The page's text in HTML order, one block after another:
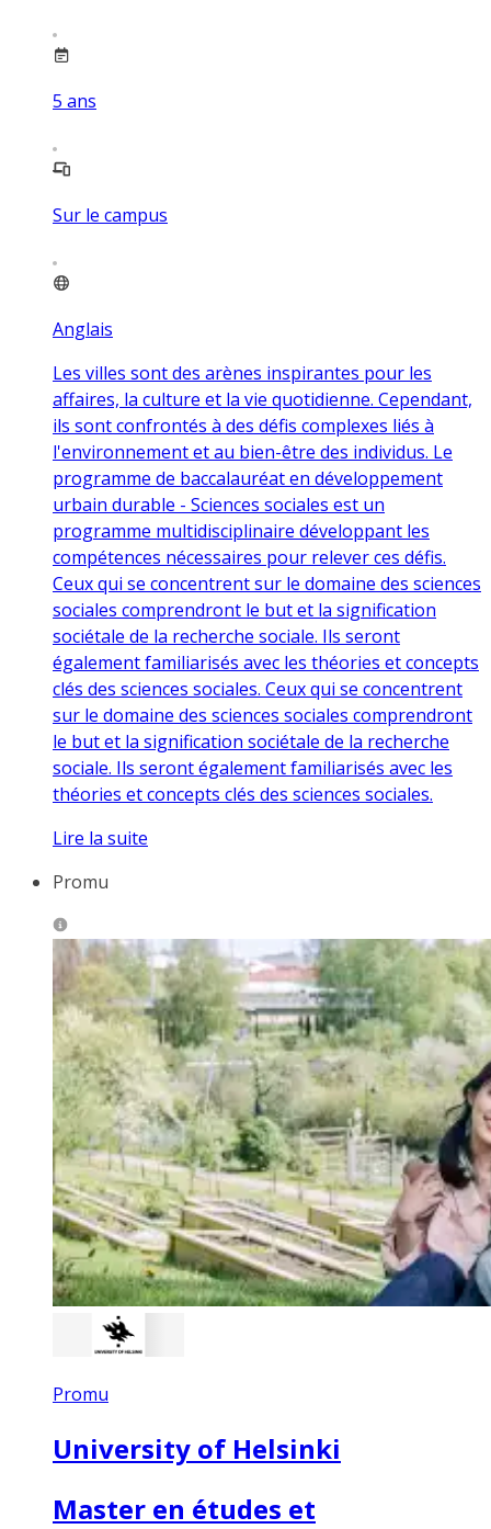
5 ans
Sur le campus
Anglais
Les villes sont des arènes inspirantes pour les
affaires, la culture et la vie quotidienne. Cependant,
ils sont confrontés à des défis complexes liés à
l'environnement et au bien-être des individus. Le
programme de baccalauréat en développement
urbain durable - Sciences sociales est un
programme multidisciplinaire développant les
compétences nécessaires pour relever ces défis.
Ceux qui se concentrent sur le domaine des sciences
sociales comprendront le but et la signification
sociétale de la recherche sociale. Ils seront
également familiarisés avec les théories et concepts
clés des sciences sociales. Ceux qui se concentrent
sur le domaine des sciences sociales comprendront
le but et la signification sociétale de la recherche
sociale. Ils seront également familiarisés avec les
théories et concepts clés des sciences sociales.
Lire la suite
Promu
Promu
University of Helsinki
Master en études et